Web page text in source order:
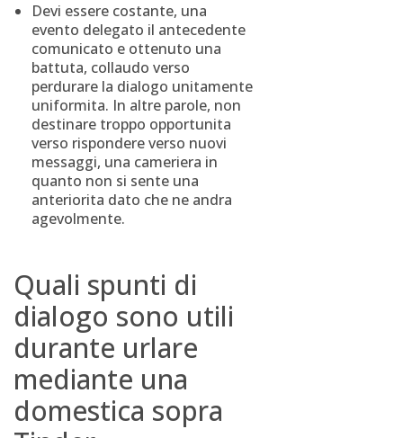
Devi essere costante, una
evento delegato il antecedente
comunicato e ottenuto una
battuta, collaudo verso
perdurare la dialogo unitamente
uniformita. In altre parole, non
destinare troppo opportunita
verso rispondere verso nuovi
messaggi, una cameriera in
quanto non si sente una
anteriorita dato che ne andra
agevolmente.
Quali spunti di
dialogo sono utili
durante urlare
mediante una
domestica sopra